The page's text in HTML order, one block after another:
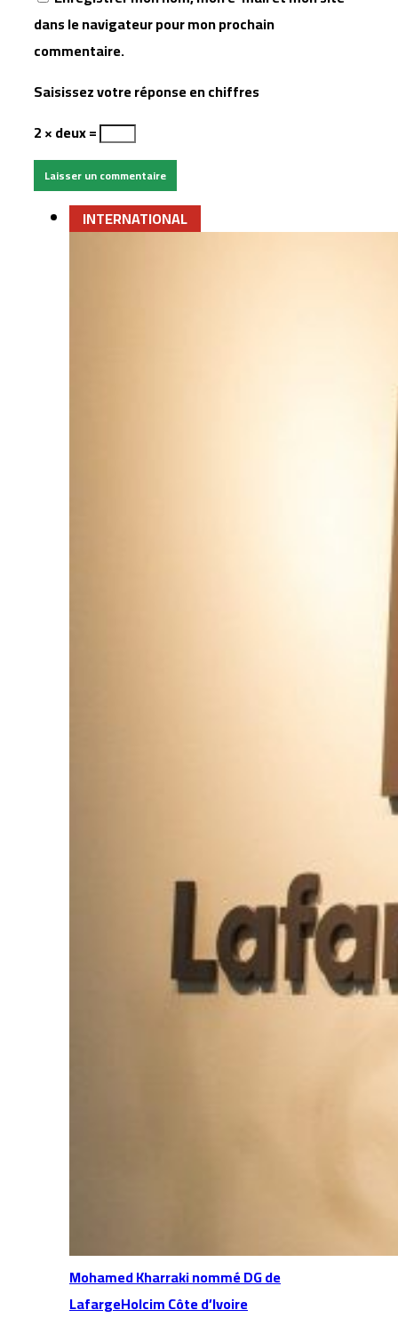
dans le navigateur pour mon prochain
commentaire.
Saisissez votre réponse en chiffres
2 × deux =
INTERNATIONAL
Mohamed Kharraki nommé DG de
LafargeHolcim Côte d’Ivoire